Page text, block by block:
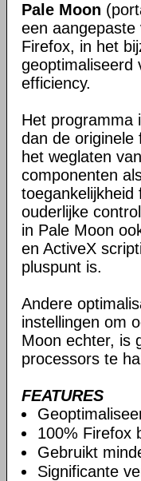
Pale Moon
een aangepaste
Firefox, in het
geoptimaliseerd
efficiency.
Het programma
dan de
het weglaten
componenten
toegankelijkheid
ouderlijke
in Pale Moon
en ActiveX
pluspunt is.
Andere
instellingen om
Moon echter, is
processors te
FEATURES
100% Firefox
Gebruikt
Significante